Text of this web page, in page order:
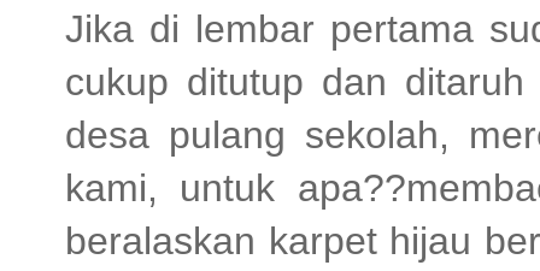
Jika di lembar pertama
cukup ditutup dan
desa pulang sekolah,
kami, untuk
beralaskan karpet hijau